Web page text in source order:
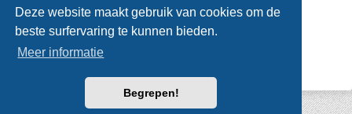
Deze website maakt gebruik van cookies om de
beste surfervaring te kunnen bieden.
Meer informatie
Begrepen!
*Original Author:Brad Veryard
*Updated to 3.3.x by MannixMD
* Style version: 3.4.0
Powered by